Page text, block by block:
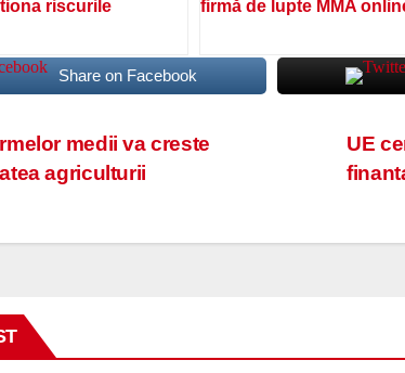
riscurile
firmă de lupte MMA
Share on Facebook
UE
medii va creste
agriculturii